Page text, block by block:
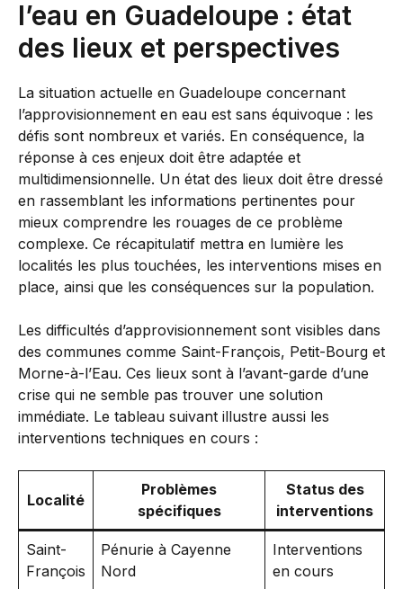
l’eau en Guadeloupe : état
des lieux et perspectives
La situation actuelle en Guadeloupe concernant
l’approvisionnement en eau est sans équivoque : les
défis sont nombreux et variés. En conséquence, la
réponse à ces enjeux doit être adaptée et
multidimensionnelle. Un état des lieux doit être dressé
en rassemblant les informations pertinentes pour
mieux comprendre les rouages de ce problème
complexe. Ce récapitulatif mettra en lumière les
localités les plus touchées, les interventions mises en
place, ainsi que les conséquences sur la population.
Les difficultés d’approvisionnement sont visibles dans
des communes comme Saint-François, Petit-Bourg et
Morne-à-l’Eau. Ces lieux sont à l’avant-garde d’une
crise qui ne semble pas trouver une solution
immédiate. Le tableau suivant illustre aussi les
interventions techniques en cours :
Localité
Problèmes
spécifiques
Status des
interventions
Saint-
François
Pénurie à Cayenne
Nord
Interventions
en cours